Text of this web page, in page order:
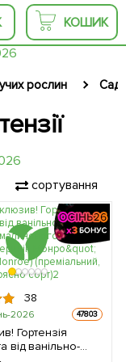
КОШИК
рослин
сортування
38
2026 47803
Гортензія
від ванільно-